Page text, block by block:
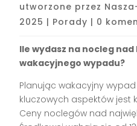
utworzone przez
2025 | Porady | 0
Ile wydasz na nocleg
wakacyjnego wypadu?
Planując wakacyjny
kluczowych aspektów jest
Ceny noclegów nad